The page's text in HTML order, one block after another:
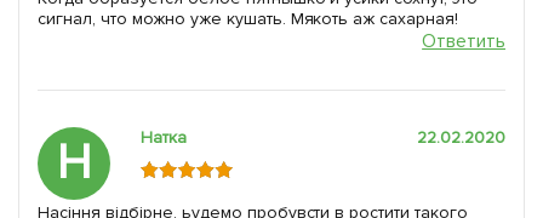
сигнал, что можно уже кушать. Мякоть аж сахарная!
Ответить
Н Натка 22.02.2020
Насіння відбірне, ьудемо пробувсти в ростити такого